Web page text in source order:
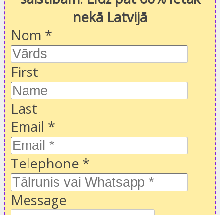
nekā Latvijā
Nom *
First
Last
Email *
Telephone *
Message